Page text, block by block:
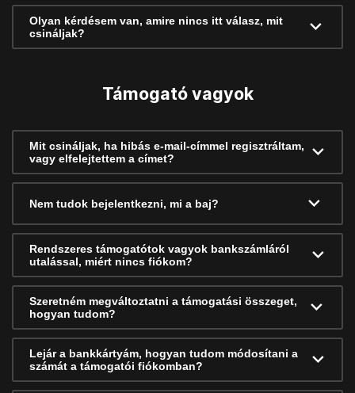
Olyan kérdésem van, amire nincs itt válasz, mit
csináljak?
Támogató vagyok
Mit csináljak, ha hibás e-mail-címmel regisztráltam,
vagy elfelejtettem a címet?
Nem tudok bejelentkezni, mi a baj?
Rendszeres támogatótok vagyok bankszámláról
utalással, miért nincs fiókom?
Szeretném megváltoztatni a támogatási összeget,
hogyan tudom?
Lejár a bankkártyám, hogyan tudom módosítani a
számát a támogatói fiókomban?